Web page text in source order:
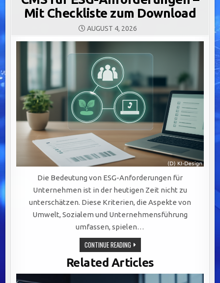
Mit Checkliste zum Download
AUGUST 4, 2026
Die Bedeutung von ESG-Anforderungen für
Unternehmen ist in der heutigen Zeit nicht zu
unterschätzen. Diese Kriterien, die Aspekte von
Umwelt, Sozialem und Unternehmensführung
umfassen, spielen…
CONTINUE READINGCMS
FÜR
ESG-
ANFORDERUNGEN
–
MIT
Related Articles